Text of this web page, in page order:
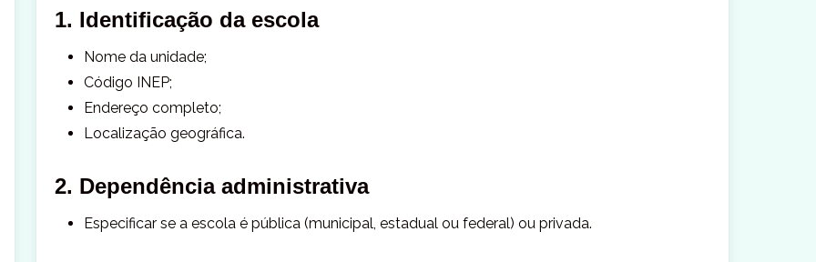
1. Identificação da escola
Nome da unidade;
Código INEP;
Endereço completo;
Localização geográfica.
2. Dependência administrativa
Especificar se a escola é pública (municipal, estadual ou federal) ou privada.